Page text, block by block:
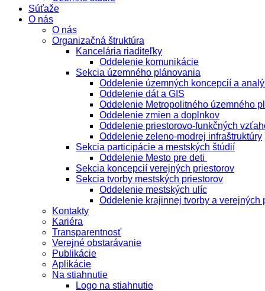
Súťaže
O nás
O nás
Organizačná štruktúra
Kancelária riaditeľky
Oddelenie komunikácie
Sekcia územného plánovania
Oddelenie územných koncepcií a
Oddelenie dát a GIS
Oddelenie Metropolitného územného
Oddelenie zmien a doplnkov
Oddelenie priestorovo-funkčných
Oddelenie zeleno-modrej infraštruktúry
Sekcia participácie a mestských štúdií
Oddelenie Mesto pre deti
Sekcia koncepcií verejných priestorov
Sekcia tvorby mestských priestorov
Oddelenie mestských ulíc
Oddelenie krajinnej tvorby a verejných
Kontakty
Kariéra
Transparentnosť
Verejné obstarávanie
Publikácie
Aplikácie
Na stiahnutie
Logo na stiahnutie